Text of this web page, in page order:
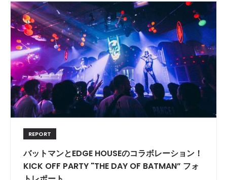
REPORT
バットマンとEDGE HOUSEのコラボレーション！
KICK OFF PARTY "THE DAY OF BATMAN” フォ